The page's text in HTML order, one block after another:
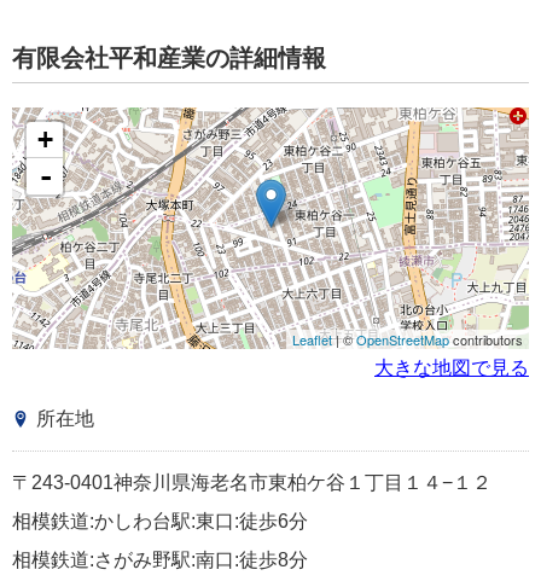
有限会社平和産業の詳細情報
+
-
Leaflet| ©OpenStreetMapcontributors
大きな地図で見る
所在地
〒243-0401神奈川県海老名市東柏ケ谷１丁目１４−１２
相模鉄道:かしわ台駅:東口:徒歩6分
相模鉄道:さがみ野駅:南口:徒歩8分